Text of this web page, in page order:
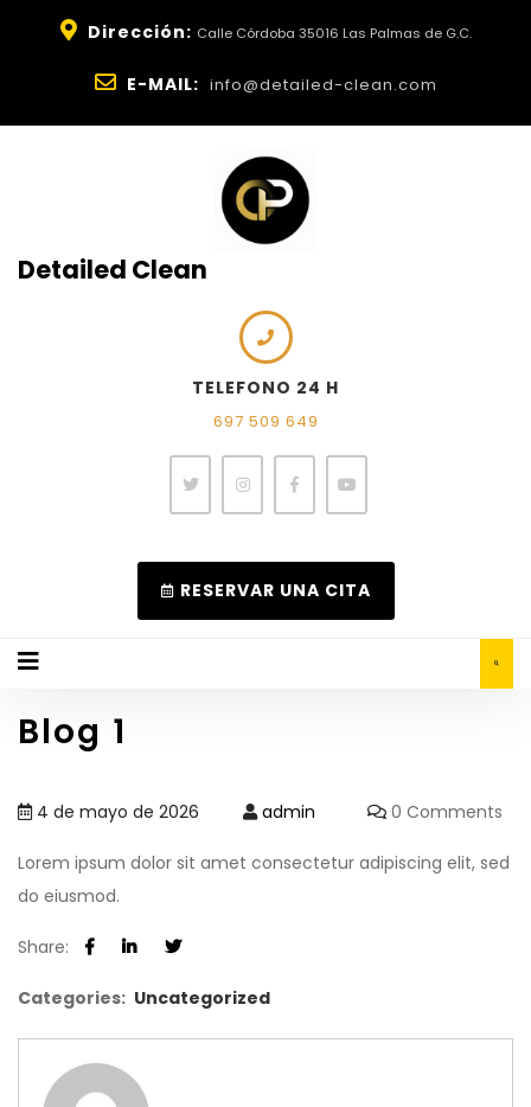
Dirección: Calle Córdoba 35016 Las Palmas de G.C.
E-MAIL: info@detailed-clean.com
Detailed Clean
TELEFONO 24 H
697 509 649
RESERVAR UNA CITA
Blog 1
4 de mayo de 2026 admin 0 Comments
Lorem ipsum dolor sit amet consectetur adipiscing elit, sed
do eiusmod.
Share:
Categories: Uncategorized